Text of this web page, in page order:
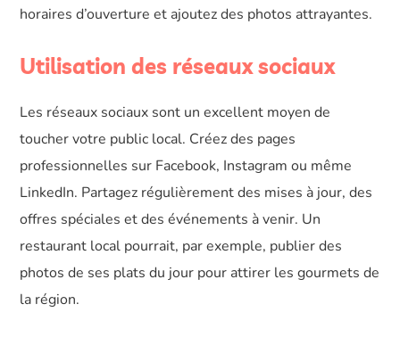
horaires d’ouverture et ajoutez des photos attrayantes.
Utilisation des réseaux sociaux
Les réseaux sociaux sont un excellent moyen de
toucher votre public local. Créez des pages
professionnelles sur Facebook, Instagram ou même
LinkedIn. Partagez régulièrement des mises à jour, des
offres spéciales et des événements à venir. Un
restaurant local pourrait, par exemple, publier des
photos de ses plats du jour pour attirer les gourmets de
la région.